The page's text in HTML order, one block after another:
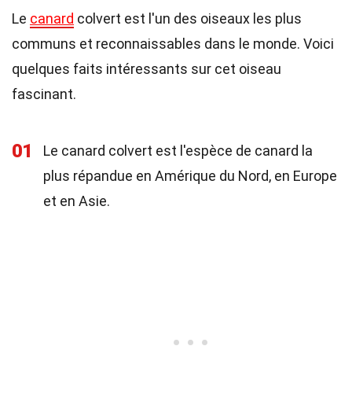
Le canard colvert est l'un des oiseaux les plus
communs et reconnaissables dans le monde. Voici
quelques faits intéressants sur cet oiseau
fascinant.
01
Le canard colvert est l'espèce de canard la
plus répandue en Amérique du Nord, en Europe
et en Asie.